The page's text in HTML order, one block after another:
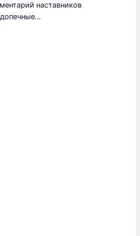
наставников